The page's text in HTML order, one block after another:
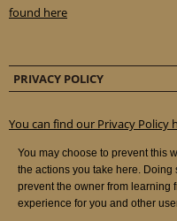
found here
PRIVACY POLICY
You can find our Privacy Policy